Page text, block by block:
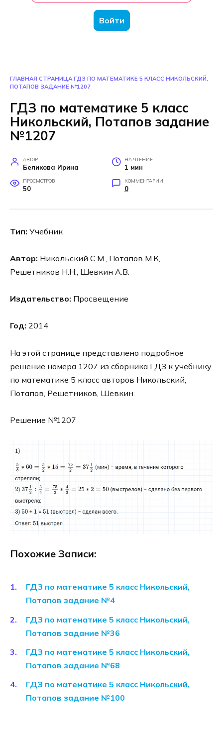
Войти
ГЛАВНАЯ СТРАНИЦА ГДЗ ПО МАТЕМАТИКЕ 5 КЛАСС НИКОЛЬСКИЙ,
ПОТАПОВ ЗАДАНИЕ №1207
ГДЗ по математике 5 класс
Никольский, Потапов задание
№1207
АВТОР
Беликова Ирина
НА ЧТЕНИЕ
1 мин
ПРОСМОТРОВ
50
КОММЕНТАРИИ
0
Тип: Учебник
Автор: Никольский С.М., Потапов М.К,,
Решетников Н.Н., Шевкин А.В.
Издательство: Просвещение
Год: 2014
На этой странице представлено подробное
решение номера 1207 из сборника ГДЗ к учебнику
по математике 5 класс авторов Никольский,
Потапов, Решетников, Шевкин.
Решение №1207
Похожие Записи:
ГДЗ по математике 5 класс Никольский,
Потапов задание №4
ГДЗ по математике 5 класс Никольский,
Потапов задание №36
ГДЗ по математике 5 класс Никольский,
Потапов задание №68
ГДЗ по математике 5 класс Никольский,
Потапов задание №100